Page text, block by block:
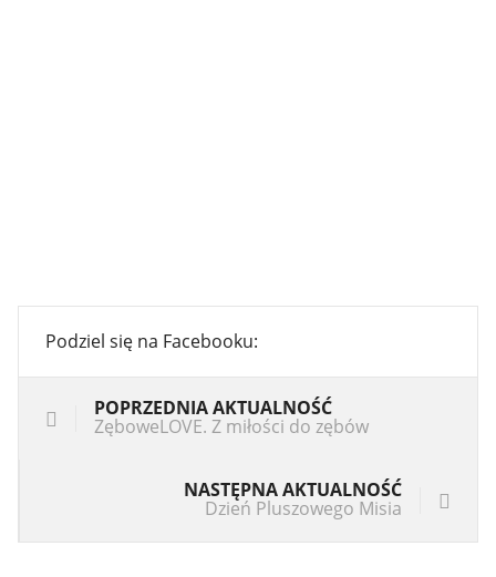
Podziel się na Facebooku:
POPRZEDNIA AKTUALNOŚĆ
ZęboweLOVE. Z miłości do zębów
NASTĘPNA AKTUALNOŚĆ
Dzień Pluszowego Misia